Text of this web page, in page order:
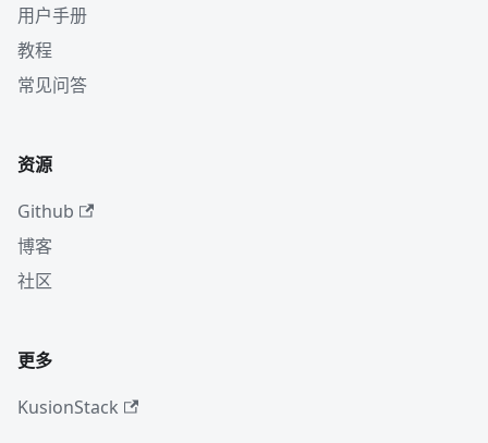
用户手册
教程
常见问答
资源
Github
博客
社区
更多
KusionStack